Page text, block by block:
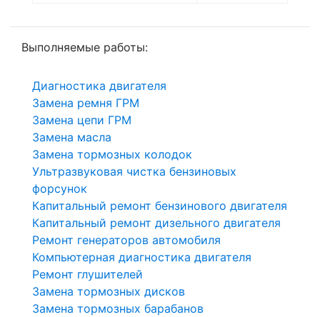
Выполняемые работы:
Диагностика двигателя
Замена ремня ГРМ
Замена цепи ГРМ
Замена масла
Замена тормозных колодок
Ультразвуковая чистка бензиновых
форсунок
Капитальный ремонт бензинового двигателя
Капитальный ремонт дизельного двигателя
Ремонт генераторов автомобиля
Компьютерная диагностика двигателя
Ремонт глушителей
Замена тормозных дисков
Замена тормозных барабанов